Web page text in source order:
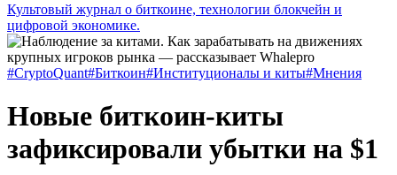
Культовый журнал о биткоине, технологии блокчейн и
цифровой экономике.
#CryptoQuant#Биткоин#Институционалы и киты#Мнения
Новые биткоин-киты
зафиксировали убытки на $1